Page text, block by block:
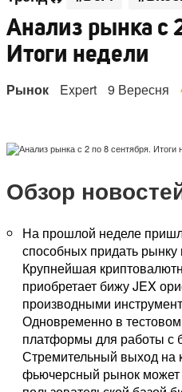
Анализ рынка с
Итоги недели
Рынок Expert 9 Вересня
Обзор
На прошлой неделе
способных придать
Крупнейшая
приобретает бижу JEX
производными
Одновременно в
платформы для работы с
Стремительный выход на
фьючерсный рынок